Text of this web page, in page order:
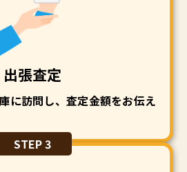
出張査定
に訪問し、査定金額をお伝え
STEP 3